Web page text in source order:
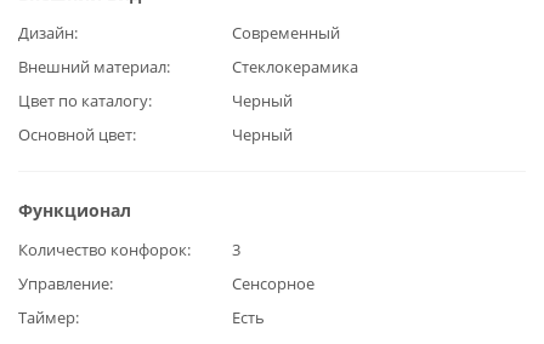
Дизайн
Современный
Внешний материал
Стеклокерамика
Цвет по каталогу
Черный
Основной цвет
Черный
Функционал
Количество конфорок
3
Управление
Сенсорное
Таймер
Есть